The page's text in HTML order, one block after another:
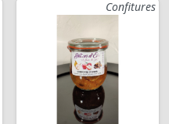
Confitures